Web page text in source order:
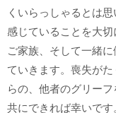
くいらっしゃるとは
感じていることを大切
ご家族、そして一緒
ていきます。喪失が
らの、他者のグリー
共にできれば幸いです